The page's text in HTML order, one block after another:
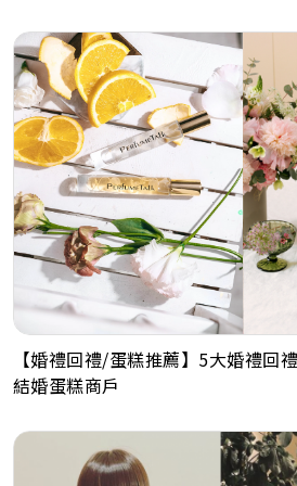
【婚禮回禮/蛋糕推薦】5大婚禮回
結婚蛋糕商戶